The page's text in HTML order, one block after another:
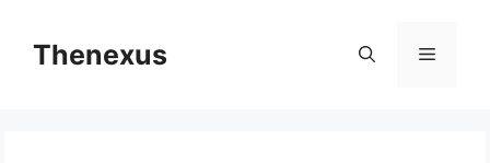
contentThenexus Menu